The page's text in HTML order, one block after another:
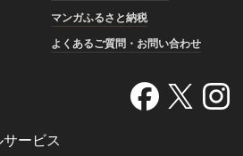
マンガふるさと納税
よくあるご質問・お問い合わせ
ービス